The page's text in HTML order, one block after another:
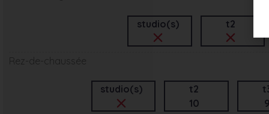
studio(s) t2
Rez-de-chaussée
studio(s)
t2
10
9